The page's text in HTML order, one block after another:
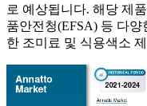
로 예상됩니다. 해당 제
품안전청(EFSA) 등 다
한 조미료 및 식용색소